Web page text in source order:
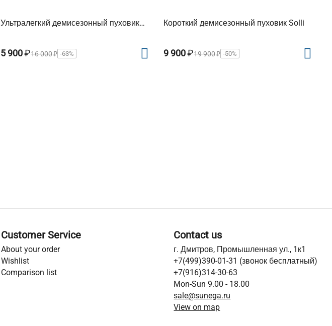
Ультралегкий демисезонный пуховик
5 900₽16 000₽ -63%
Короткий демисезонный пуховик Solli
9 900₽19 900₽ -50%
Customer Service
About your order
Wishlist
Comparison list
Contact us
г. Дмитров, Промышленная ул., 1к1
+7(499)390-01-31 (звонок бесплатный)
+7(916)314-30-63
Mon-Sun 9.00 - 18.00
sale@sunega.ru
View on map